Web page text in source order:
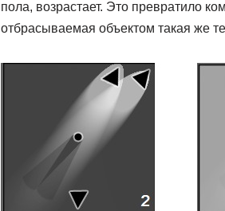
пола, возрастает. Это превратило
отбрасываемая объектом такая же